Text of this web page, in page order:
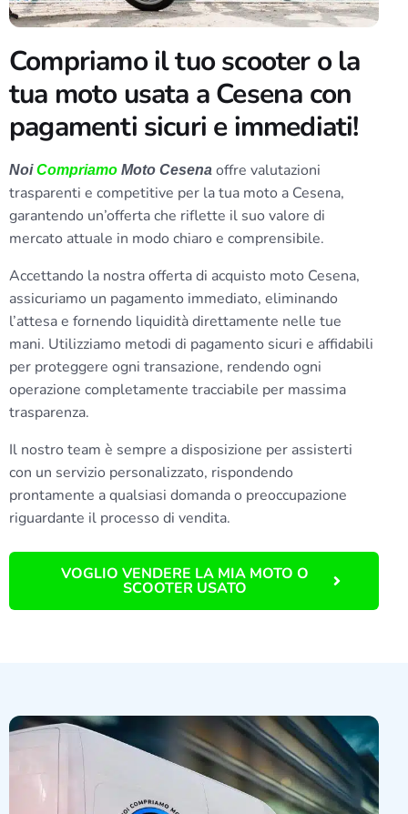
Compriamo il tuo scooter o la
tua moto usata a Cesena con
pagamenti sicuri e immediati!
NoiCompriamo Moto Cesena offre valutazioni
trasparenti e competitive per la tua moto a Cesena,
garantendo un’offerta che riflette il suo valore di
mercato attuale in modo chiaro e comprensibile.
Accettando la nostra offerta di acquisto moto Cesena,
assicuriamo un pagamento immediato, eliminando
l’attesa e fornendo liquidità direttamente nelle tue
mani. Utilizziamo metodi di pagamento sicuri e affidabili
per proteggere ogni transazione, rendendo ogni
operazione completamente tracciabile per massima
trasparenza.
Il nostro team è sempre a disposizione per assisterti
con un servizio personalizzato, rispondendo
prontamente a qualsiasi domanda o preoccupazione
riguardante il processo di vendita.
VOGLIO VENDERE LA MIA MOTO O
SCOOTER USATO